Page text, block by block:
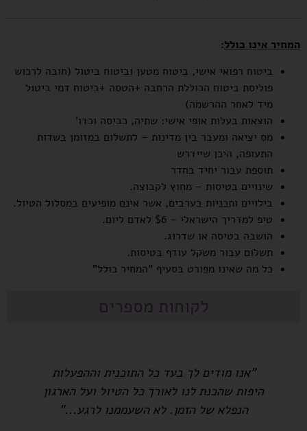
המחיר אינו כולל:
ביטוח רפואי אישי, ביטוח מטען וביטוח ביטול (חובה לרכוש
פוליסת ביטוח הכוללת הרחבה +הטסה +ביטוח דמי ביטול
מיד לאחר ההרשמה)
הוצאות בעלות אופי אישי: שתיה, כביסה וכדו'
מס יציאה ומעבר בין מדינות – לתשלום במזומן בשדות
התעופה, היכן שיידרש
תוספת עבור יחיד בחדר
שינויים בטיסות – מחוץ לקבוצה.
בילויים ותכניות בערבים, אשר אינם מופיעים במסלול הטיול.
טיפ למדריך הישראלי – $6 לאדם ליום.
הושבה בטיסה או שדרוג.
תשלום עבור משקל עודף בטיסות.
כל מה שאינו מפורט בסעיף "המחיר כולל"
לקוחות מספרים
"אנו מודים לך בעד כל התוכנית וההפעלות
היפות שהכנת לנו לאורך כל הטיול ועל הארגון
הנפלא של הזמן. לא השעממנו לרגע..."